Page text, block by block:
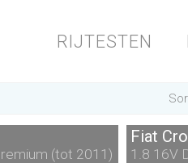
RIJTESTEN
(tot 2011)
Fiat
1.8 16V